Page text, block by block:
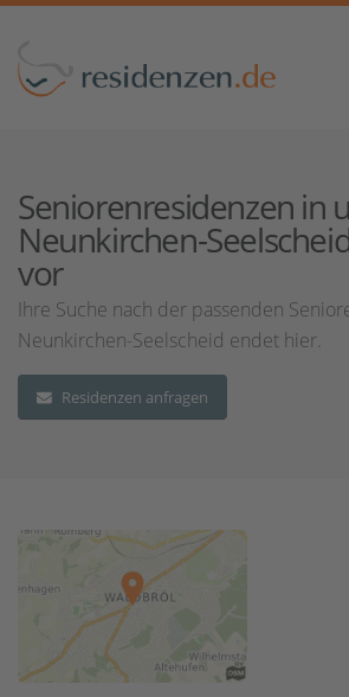
Seniorenresidenzen in
Neunkirchen-
vor
Ihre Suche nach der passenden
Neunkirchen-Seelscheid endet hier.
Residenzen anfragen